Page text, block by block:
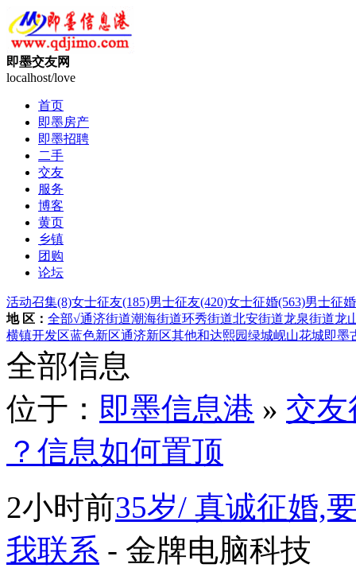
即墨交友网
localhost/love
首页
即墨房产
即墨招聘
二手
交友
服务
博客
黄页
乡镇
团购
论坛
活动召集(8)女士征友(185)男士征友(420)女士征婚(563)男士征婚
地 区： 全部√通济街道潮海街道环秀街道北安街道龙泉街道龙
横镇开发区蓝色新区通济新区其他和达熙园绿城岘山花城即墨
全部信息
位于： 即墨信息港 » 交
？信息如何置顶
2小时前35岁/ 真诚征婚,
我联系 - 金牌电脑科技